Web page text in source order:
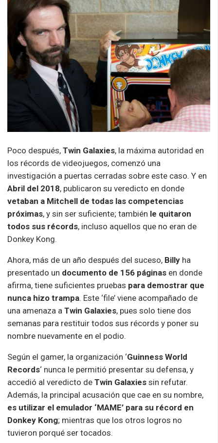
Poco después, Twin Galaxies, la máxima autoridad en
los récords de videojuegos, comenzó una
investigación a puertas cerradas sobre este caso. Y en
Abril del 2018, publicaron su veredicto en donde
vetaban a Mitchell de todas las competencias
próximas, y sin ser suficiente; también le quitaron
todos sus récords, incluso aquellos que no eran de
Donkey Kong.
Ahora, más de un año después del suceso, Billy ha
presentado un documento de 156 páginas en donde
afirma, tiene suficientes pruebas para demostrar que
nunca hizo trampa. Este ‘file’ viene acompañado de
una amenaza a Twin Galaxies, pues solo tiene dos
semanas para restituir todos sus récords y poner su
nombre nuevamente en el podio.
Según el gamer, la organización ‘Guinness World
Records‘ nunca le permitió presentar su defensa, y
accedió al veredicto de Twin Galaxies sin refutar.
Además, la principal acusación que cae en su nombre,
es utilizar el emulador ‘MAME’ para su récord en
Donkey Kong; mientras que los otros logros no
tuvieron porqué ser tocados.